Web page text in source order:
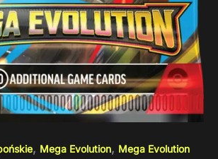
, Mega Evolution, Mega Evolution